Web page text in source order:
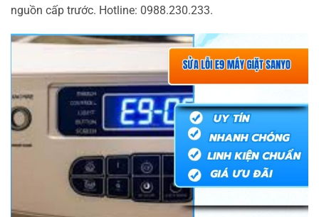
nguồn cấp trước. Hotline: 0988.230.233.